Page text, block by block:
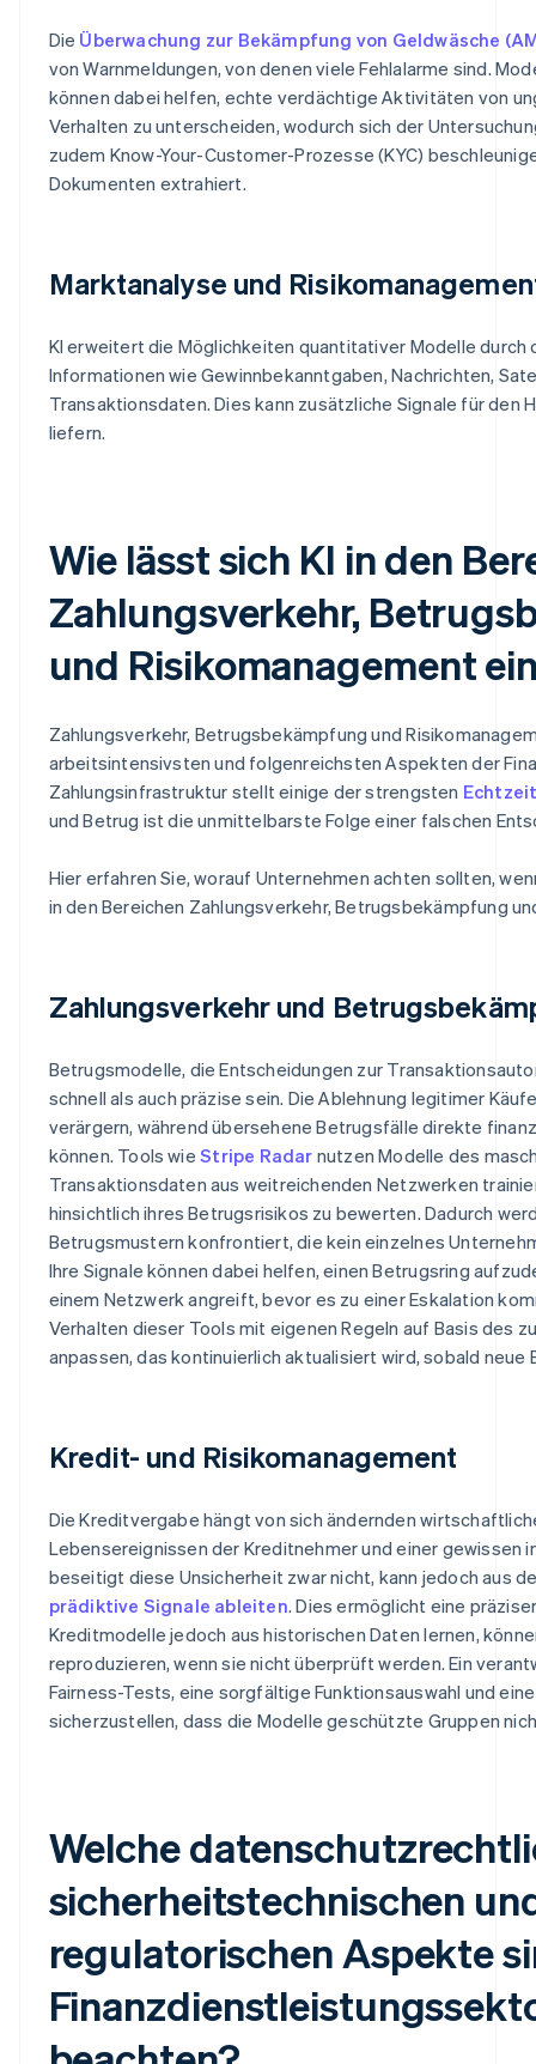
Die Überwachung zur Bekämpfung von Geldwäsche
von Warnmeldungen, von denen viele Fehlalarme sind.
können dabei helfen, echte verdächtige Aktivitäten von
Verhalten zu unterscheiden, wodurch sich der
zudem Know-Your-Customer-Prozesse (KYC)
Dokumenten extrahiert.
Marktanalyse und
KI erweitert die Möglichkeiten quantitativer Modelle
Informationen wie Gewinnbekanntgaben, Nachrichten,
Transaktionsdaten. Dies kann zusätzliche Signale für den
liefern.
Wie lässt sich KI in den
Zahlungsverkehr,
und Risikomanagement
Zahlungsverkehr, Betrugsbekämpfung und
arbeitsintensivsten und folgenreichsten Aspekten der
Zahlungsinfrastruktur stellt einige der strengsten
und Betrug ist die unmittelbarste Folge einer falschen
Hier erfahren Sie, worauf Unternehmen achten sollten,
in den Bereichen Zahlungsverkehr, Betrugsbekämpfung
Zahlungsverkehr und
Betrugsmodelle, die Entscheidungen zur
schnell als auch präzise sein. Die Ablehnung legitimer
verärgern, während übersehene Betrugsfälle direkte
können. Tools wieStripe Radar nutzen Modelle des
Transaktionsdaten aus weitreichenden Netzwerken
hinsichtlich ihres Betrugsrisikos zu bewerten. Dadurch
Betrugsmustern konfrontiert, die kein einzelnes
Ihre Signale können dabei helfen, einen Betrugsring
einem Netzwerk angreift, bevor es zu einer Eskalation
Verhalten dieser Tools mit eigenen Regeln auf Basis des
anpassen, das kontinuierlich aktualisiert wird, sobald
Kredit- und Risikomanagement
Die Kreditvergabe hängt von sich ändernden
Lebensereignissen der Kreditnehmer und einer gewissen
beseitigt diese Unsicherheit zwar nicht, kann jedoch aus
prädiktive Signale ableiten. Dies ermöglicht eine
Kreditmodelle jedoch aus historischen Daten lernen,
reproduzieren, wenn sie nicht überprüft werden. Ein
Fairness-Tests, eine sorgfältige Funktionsauswahl und
sicherzustellen, dass die Modelle geschützte Gruppen
Welche
sicherheitstechnischen
regulatorischen Aspekte